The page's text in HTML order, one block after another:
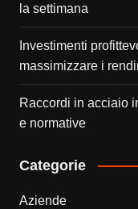
la settimana
Investimenti
massimizzare i
Raccordi in acciaio
e normative
Categorie
Aziende